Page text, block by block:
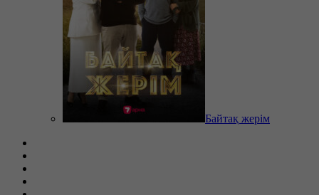
Байтақ жерім